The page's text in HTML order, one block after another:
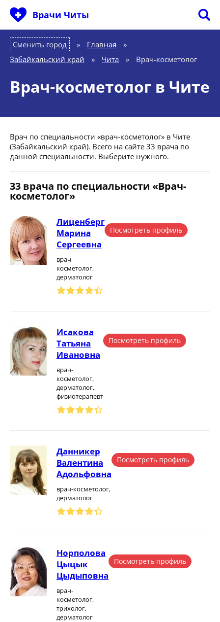
Врачи Читы
Сменить город Главная
»
Забайкальский край
» Чита » Врач-косметолог
Врач-косметолог в Чите
Врач по специальности «врач-косметолог» в Чите
(Забайкальский край). Всего на сайте 33 врача по
данной специальности. Выберите нужного.
33 врача по специальности «Врач-
косметолог»
Лиценберг
Марина
Сергеевна
врач-
косметолог,
дерматолог
Посмотреть профиль
Исакова
Татьяна
Ивановна
врач-
косметолог,
дерматолог,
физиотерапевт
Посмотреть профиль
Данникер
Валентина
Адольфовна
врач-косметолог,
дерматолог
Посмотреть профиль
Норполова
Цыцык
Цыдыповна
врач-
косметолог,
трихолог,
дерматолог
Посмотреть профиль